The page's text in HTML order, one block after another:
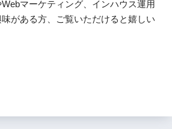
マーケティング、インハウス運用
がある方、ご覧いただけると嬉しい